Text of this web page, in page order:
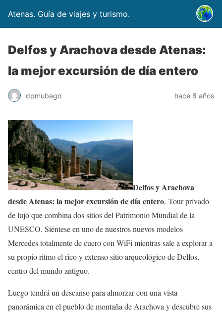
Atenas. Guía de viajes y turismo.
Delfos y Arachova desde Atenas:
la mejor excursión de día entero
dpmubago hace 8 años
Delfos y Arachova
desde Atenas: la mejor excursión de día entero. Tour privado
de lujo que combina dos sitios del Patrimonio Mundial de la
UNESCO. Siéntese en uno de nuestros nuevos modelos
Mercedes totalmente de cuero con WiFi mientras sale a explorar a
su propio ritmo el rico y extenso sitio arqueológico de Delfos,
centro del mundo antiguo.
Luego tendrá un descanso para almorzar con una vista
panorámica en el pueblo de montaña de Arachova y descubre sus